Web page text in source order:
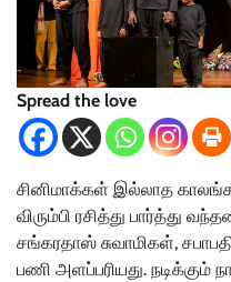
Spread the love
சினிமாக்கள் இல்லாத
விரும்பி ரசித்து பார்த்து
சங்கரதாஸ் சுவாமிகள்,
பணி அளப்பரியது.